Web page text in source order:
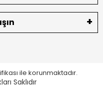
ile korunmaktadır.
Saklıdır